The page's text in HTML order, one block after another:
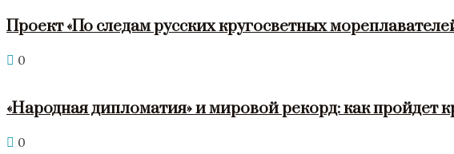
Проект «По следам русских кругосветных
0
«Народная дипломатия» и мировой рекорд: как пройдет
0